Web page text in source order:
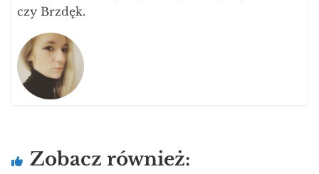
czy Brzdęk.
Zobacz również: